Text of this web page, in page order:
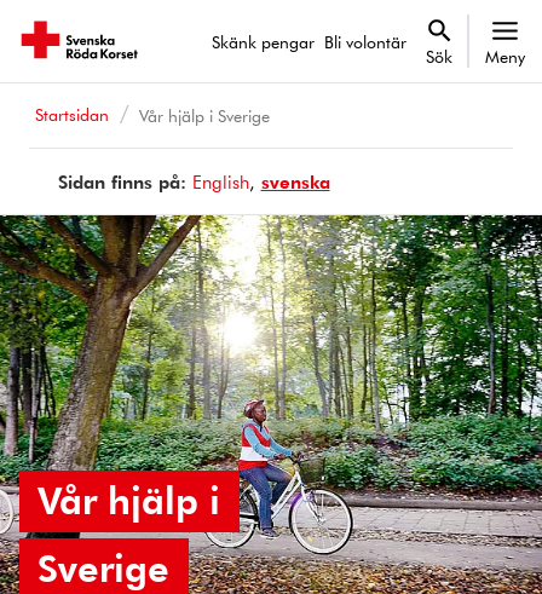
Skänk pengar Bli volontär
Sök Meny
Startsidan Vår hjälp i Sverige
Sidan finns på: Page
available
in
English Sidan
på
svenska
Vår hjälp i
Sverige